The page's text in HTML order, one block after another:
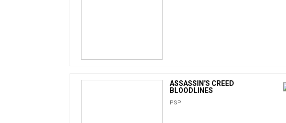
ASSASSIN'S CREED
BLOODLINES
PSP